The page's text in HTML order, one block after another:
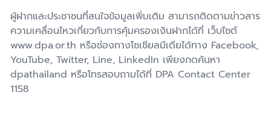
ผู้ฝากและประชาชนที่สนใจข้อมูลเพิ่มเติม สามารถติดตามข่าวสาร
ความเคลื่อนไหวเกี่ยวกับการคุ้มครองเงินฝากได้ที่ เว็บไซต์
www.dpa.or.th หรือช่องทางโซเชียลมีเดียได้ทาง Facebook,
YouTube, Twitter, Line, LinkedIn เพียงกดค้นหา
dpathailand หรือโทรสอบถามได้ที่ DPA Contact Center
1158